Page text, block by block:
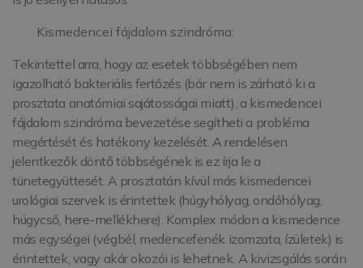
Kismedencei fájdalom szindróma:
Tekintettel arra, hogy az esetek többségében nem
igazolható bakteriális fertőzés (bár nem is zárható ki a
prosztata anatómiai sajátosságai miatt), a kismedencei
fájdalom szindróma bevezetése segítheti a probléma
megértését és hatékony kezelését. A rendelésen
jelentkezők döntő többségének is ez írja le a
tünetegyüttesét. A prosztatán kívül más kismedencei
urológiai szervek is érintettek (húgyhólyag, ondóhólyag,
húgycső, here-mellékhere). Komplex módon a kismedence
más egységei (végbél, medencefenék izomzata, ízületek) is
érintettek, vagy akár okozói is lehetnek. A kivizsgálás során